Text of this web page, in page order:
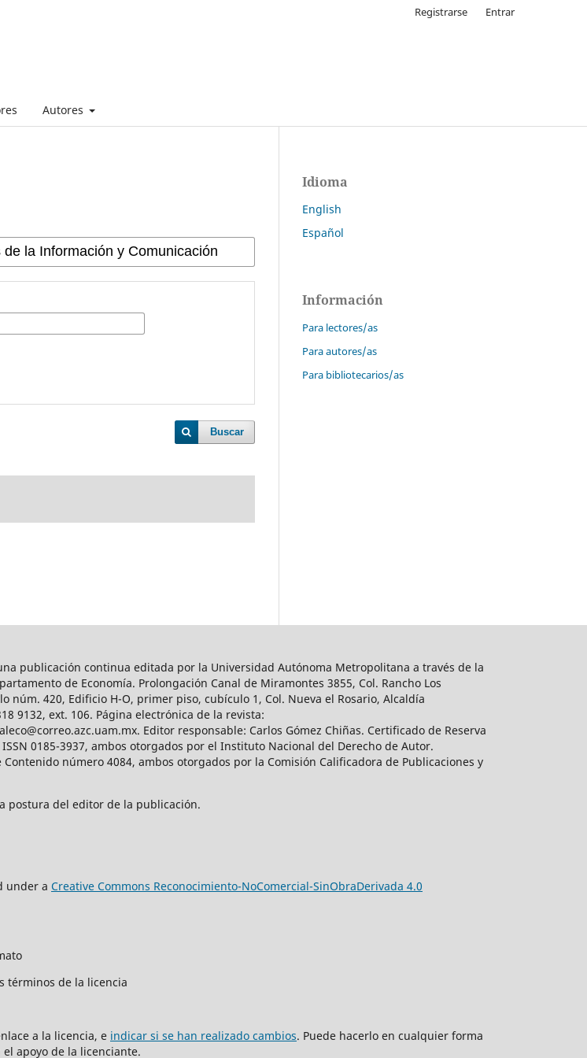
Autores
Registrarse Entrar
Buscar
Idioma
English
Español
Información
Para lectores/as
Para autores/as
Para bibliotecarios/as
publicación continua editada por la Universidad Autónoma Metropolitana a través de la
de Economía. Prolongación Canal de Miramontes 3855, Col. Rancho Los
núm. 420, Edificio H-O, primer piso, cubículo 1, Col. Nueva el Rosario, Alcaldía
9132, ext. 106. Página electrónica de la revista:
Editor responsable: Carlos Gómez Chiñas. Certificado de Reserva
0185-3937, ambos otorgados por el Instituto Nacional del Derecho de Autor.
número 4084, ambos otorgados por la Comisión Calificadora de Publicaciones y
postura del editor de la publicación.
under a Creative Commons Reconocimiento-NoComercial-SinObraDerivada 4.0
términos de la licencia
a la licencia, e indicar si se han realizado cambios. Puede hacerlo en cualquier forma
apoyo de la licenciante.